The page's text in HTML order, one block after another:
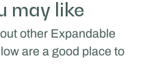
may like
other Expandable
are a good place to